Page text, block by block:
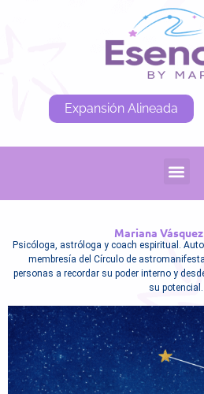
Expansión Alineada
Mariana
Psicóloga, astróloga y coach espiritual.
membresía del Círculo de
personas a recordar su poder interno y
su potencial.